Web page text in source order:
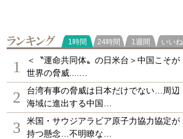
ランキング
1時間 24時間 1週間 いいね
1
＜〝運命共同体〟の日米台＞中国こそが
世界の脅威....…
2
台湾有事の脅威は日本だけでない…周辺
海域に進出する中国…
3
米国・サウジアラビア原子力協力協定が
持つ懸念…不明瞭な…